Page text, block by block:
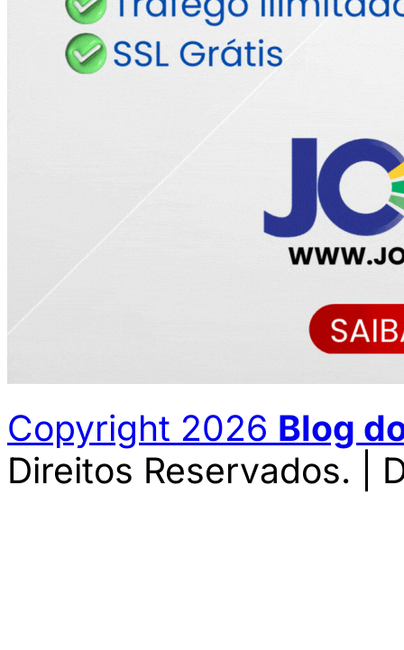
Copyright 2026 Blog
Direitos Reservados. |